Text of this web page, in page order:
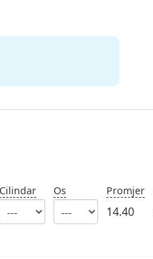
Cilindar Os Promjer
14.40